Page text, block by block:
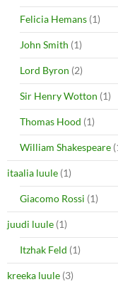
Felicia Hemans (1)
John Smith (1)
Lord Byron (2)
Sir Henry Wotton (1)
Thomas Hood (1)
William Shakespeare
itaalia luule (1)
Giacomo Rossi (1)
juudi luule (1)
Itzhak Feld (1)
kreeka luule (3)